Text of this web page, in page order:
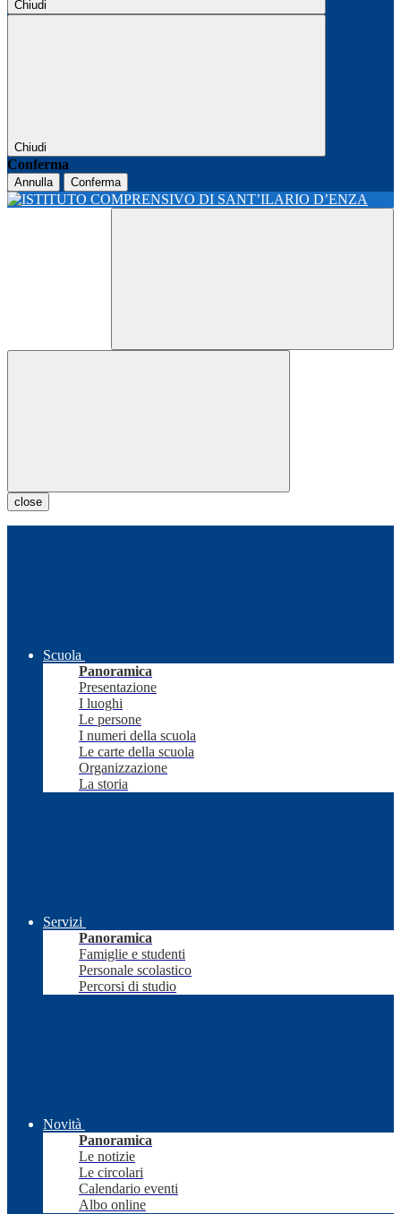
Chiudi
Chiudi
Conferma
Annulla Conferma
close
Scuola
Panoramica
Presentazione
I luoghi
Le persone
I numeri della scuola
Le carte della scuola
Organizzazione
La storia
Servizi
Panoramica
Famiglie e studenti
Personale scolastico
Percorsi di studio
Novità
Panoramica
Le notizie
Le circolari
Calendario eventi
Albo online